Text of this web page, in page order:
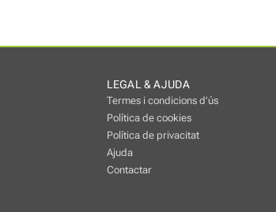
LEGAL & AJUDA
Termes i condicions d’ús
Política de cookies
Política de privacitat
Ajuda
Contactar